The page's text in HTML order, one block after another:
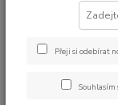
Šperky z
srdíčko z Paua Abalone
Přívěsek
Přeji si odebírat
Souhlasím